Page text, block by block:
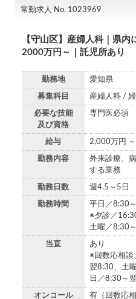
常勤求人 No. 1023969
【守山区】産婦人科｜県内
2000万円～｜託児所あり
勤務地 愛知県
募集科目 産婦人科 /
必要な技能
及び資格
専門医必須
給与 2,000万円
勤務内容
外来診療、
する業務
勤務日数 週4.5～5日
勤務時間
平日／8:30
※夕診／
土曜／8:30
当直
あり
※回数応相談
翌8:30、土
日／8:30～
オンコール 有（回数応相